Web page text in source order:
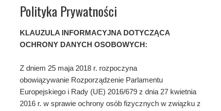
Polityka Prywatności
KLAUZULA INFORMACYJNA DOTYCZĄCA
OCHRONY DANYCH OSOBOWYCH:
Z dniem 25 maja 2018 r. rozpoczyna
obowiązywanie Rozporządzenie Parlamentu
Europejskiego i Rady (UE) 2016/679 z dnia 27 kwietnia
2016 r. w sprawie ochrony osób fizycznych w związku z